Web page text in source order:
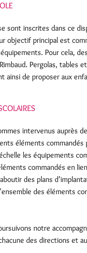
sont inscrites dans ce
objectif principal est
Pour cela,
Pergolas, tables
de proposer aux
intervenus auprès
éléments commandés
les équipements
commandés en
des plans
des éléments
notre
des directions et